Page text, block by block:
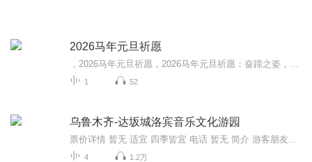
2026马年元旦祈愿
1 52
乌鲁木齐-达坂城洛宾音乐文化游园
4 1.2万